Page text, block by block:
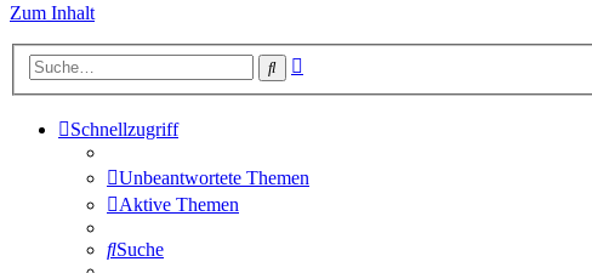
Zum Inhalt
Suche
Schnellzugriff
Unbeantwortete Themen
Aktive Themen
Suche